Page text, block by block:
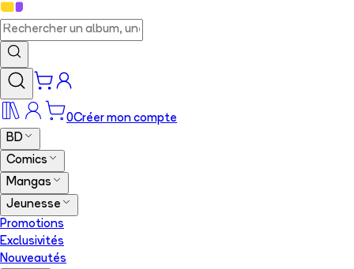
0Créer mon compte
BD
Comics
Mangas
Jeunesse
Promotions
Exclusivités
Nouveautés